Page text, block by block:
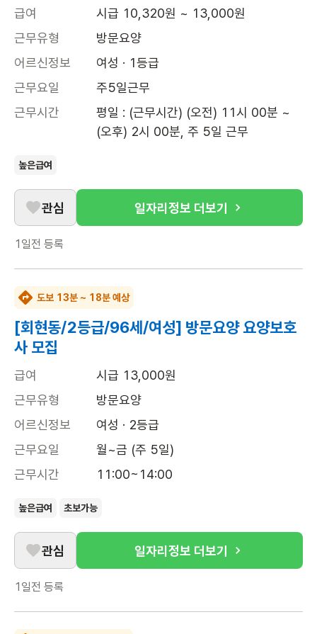
급여
시급 10,320원 ~ 13,000원
근무유형
방문요양
어르신정보
여성 · 1등급
근무요일
주5일근무
근무시간
평일 : (근무시간) (오전) 11시 00분 ~
(오후) 2시 00분, 주 5일 근무
높은급여
관심 일자리정보 더보기
1일전 등록
도보 13분 ~ 18분 예상
[회현동/2등급/96세/여성] 방문요양 요양보호
사 모집
급여
시급 13,000원
근무유형
방문요양
어르신정보
여성 · 2등급
근무요일
월~금 (주 5일)
근무시간
11:00~14:00
높은급여 초보가능
관심 일자리정보 더보기
1일전 등록